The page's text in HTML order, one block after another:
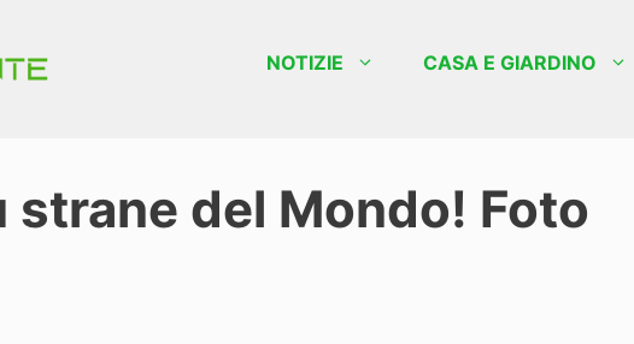
NOTIZIE CASA E GIARDINO
strane del Mondo! Foto